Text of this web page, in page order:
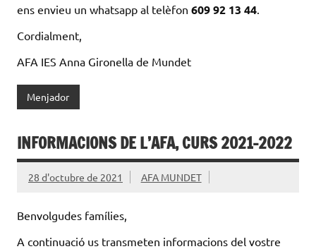
ens envieu un whatsapp al telèfon 609 92 13 44
Cordialment,
AFA IES Anna Gironella de Mundet
Menjador
INFORMACIONS DE L’AFA, CURS 2021-2022
28 d'octubre de 2021 AFA MUNDET
Benvolgudes famílies,
A continuació us transmeten informacions del vostre